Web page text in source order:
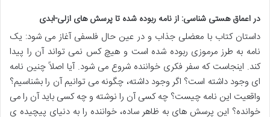
در اعماق هستی شناسی: از نامه ربوده شده تا پرسش های ازلی-ابدی
داستان کتاب با معضلی جذاب و در عین حال فلسفی آغاز می شود: یک
نامه به طرز مرموزی ربوده شده است و هیچ کس نمی تواند آن را پیدا
کند. اینجاست که سفر فکری خواننده شروع می شود. آیا اصلاً چنین نامه
ای وجود داشته است؟ اگر وجود داشته، چگونه می توانیم آن را بشناسیم؟
واقعیت این نامه چیست؟ چه کسی آن را نوشته و چه کسی باید آن را می
خوانده؟ این پرسش های به ظاهر ساده، خواننده را به دنیای پیچیده ی